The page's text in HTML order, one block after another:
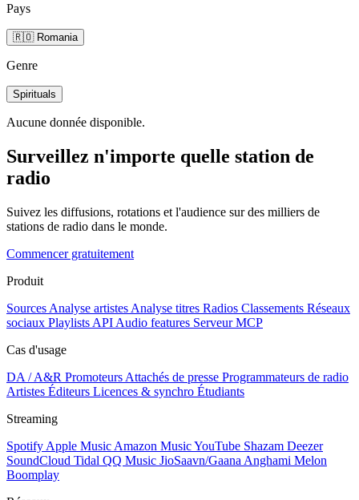
Pays
🇷🇴 Romania
Genre
Spirituals
Aucune donnée disponible.
Surveillez n'importe quelle station de
radio
Suivez les diffusions, rotations et l'audience sur des milliers de
stations de radio dans le monde.
Commencer gratuitement
Produit
Sources Analyse artistes Analyse titres Radios Classements Réseaux
sociaux Playlists API Audio features Serveur MCP
Cas d'usage
DA / A&R Promoteurs Attachés de presse Programmateurs de radio
Artistes Éditeurs Licences & synchro Étudiants
Streaming
Spotify Apple Music Amazon MusicYouTube Shazam Deezer
SoundCloud Tidal QQ Music JioSaavn/Gaana Anghami Melon
Boomplay